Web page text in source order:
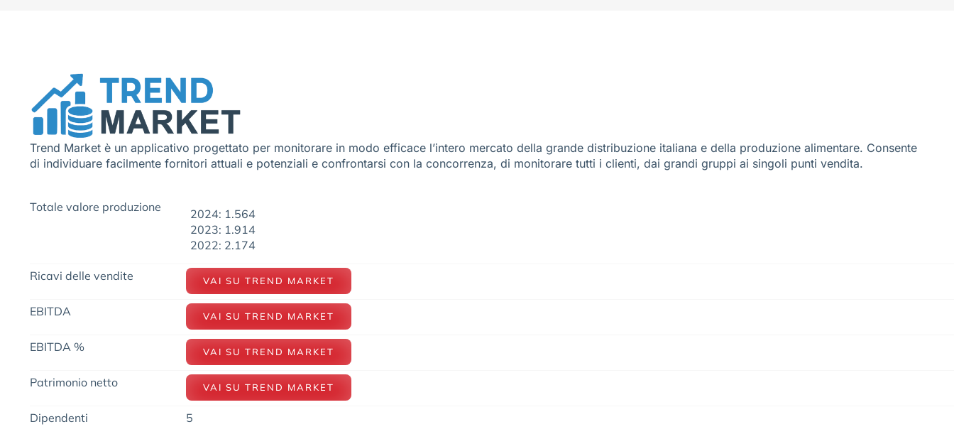
Trend Market è un applicativo progettato per monitorare in modo efficace l’intero mercato della grande distribuzione italiana e della produzione alimentare. Consente
di individuare facilmente fornitori attuali e potenziali e confrontarsi con la concorrenza, di monitorare tutti i clienti, dai grandi gruppi ai singoli punti vendita.
Totale valore produzione
2024: 1.564
2023: 1.914
2022: 2.174
Ricavi delle vendite VAI SU TREND MARKET
EBITDA VAI SU TREND MARKET
EBITDA % VAI SU TREND MARKET
Patrimonio netto VAI SU TREND MARKET
Dipendenti 5